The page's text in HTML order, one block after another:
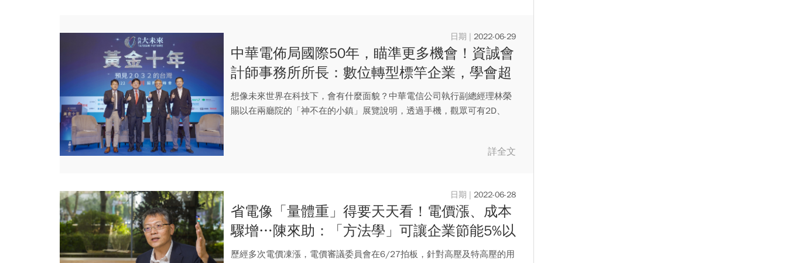
2022-06-29
中華電佈局國際50年，瞄準更多機會！資誠會
計師事務所所長：數位轉型標竿企業，學會超
越！
想像未來世界在科技下，會有什麼面貌？中華電信公司執行副總經理林榮
賜以在兩廳院的「神不在的小鎮」展覽說明，透過手機，觀眾可有2D、
詳全文
2022-06-28
省電像「量體重」得要天天看！電價漲、成本
驟增…陳來助：「方法學」可讓企業節能5%以
上
歷經多次電價凍漲，電價審議委員會在6/27拍板，針對高壓及特高壓的用